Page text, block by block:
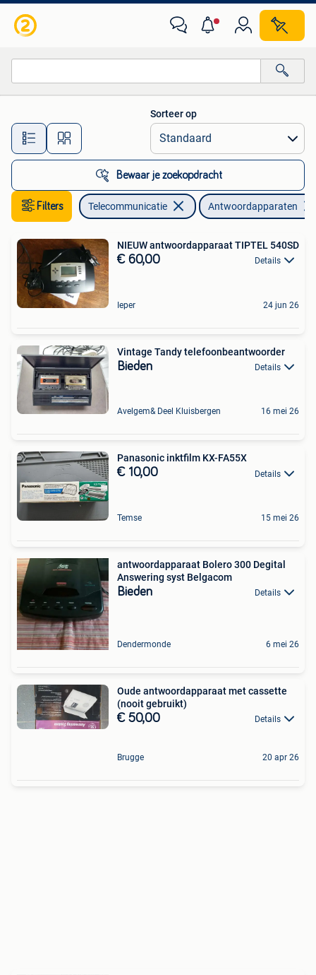
Alle afstanden…
Sorteer op
Bewaar je zoekopdracht
Filters Telecommunicatie Antwoordapparaten
NIEUW antwoordapparaat TIPTEL 540SD
€ 60,00 Details
Ieper 24 jun 26
Vintage Tandy telefoonbeantwoorder
Bieden Details
Avelgem& Deel Kluisbergen 16 mei 26
Panasonic inktfilm KX-FA55X
€ 10,00 Details
Temse 15 mei 26
antwoordapparaat Bolero 300 Degital
Answering syst Belgacom
Bieden Details
Dendermonde 6 mei 26
Oude antwoordapparaat met cassette
(nooit gebruikt)
€ 50,00 Details
Brugge 20 apr 26